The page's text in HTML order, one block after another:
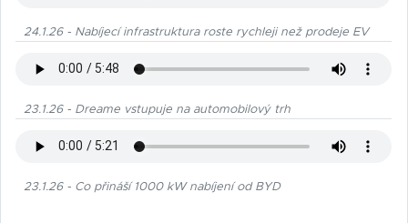
24.1.26 - Nabíjecí infrastruktura roste rychleji než prodeje EV
23.1.26 - Dreame vstupuje na automobilový trh
23.1.26 - Co přináší 1000 kW nabíjení od BYD